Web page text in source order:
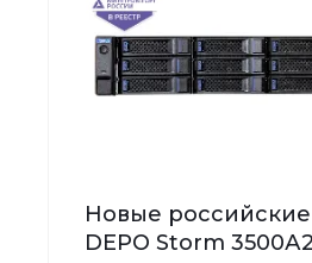
Новые
DEPO Storm